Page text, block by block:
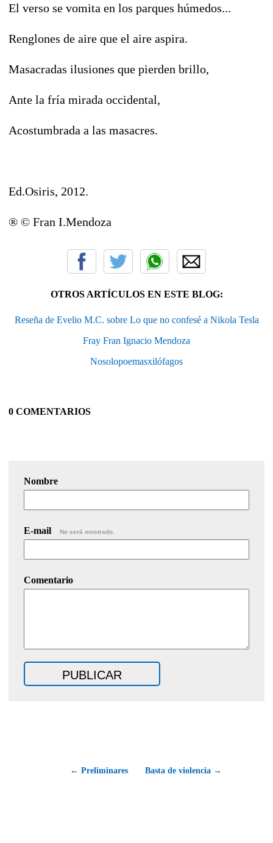
El verso se vomita en los parques húmedos...
Renglones de aire que el aire aspira.
Masacradas ilusiones que pierden brillo,
Ante la fría mirada occidental,
Acostumbrada a las masacres.
Ed.Osiris, 2012.
® © Fran I.Mendoza
OTROS ARTÍCULOS EN ESTE BLOG:
Reseña de Evelio M.C. sobre Lo que no confesé a Nikola Tesla
Fray Fran Ignacio Mendoza
Nosolopoemasxilófagos
0 COMENTARIOS
Nombre
E-mail No será mostrado.
Comentario
← Preliminares Basta de violencia →